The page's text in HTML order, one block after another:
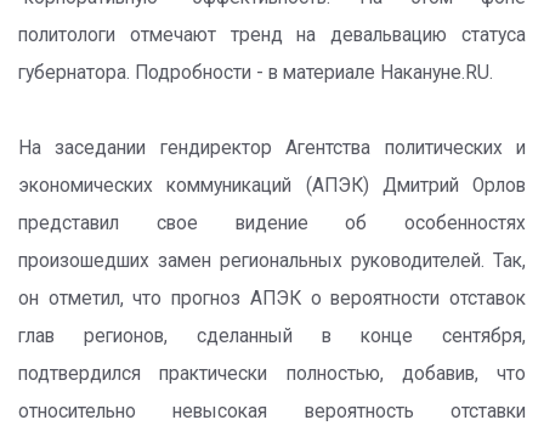
политологи отмечают тренд на девальвацию статуса
губернатора. Подробности - в материале Накануне.RU.
На заседании гендиректор Агентства политических и
экономических коммуникаций (АПЭК) Дмитрий Орлов
представил свое видение об особенностях
произошедших замен региональных руководителей. Так,
он отметил, что прогноз АПЭК о вероятности отставок
глав регионов, сделанный в конце сентября,
подтвердился практически полностью, добавив, что
относительно невысокая вероятность отставки